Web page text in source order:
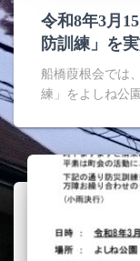
令和8年3月
防訓練」を
船橋葭根会では
練」をよしね公園